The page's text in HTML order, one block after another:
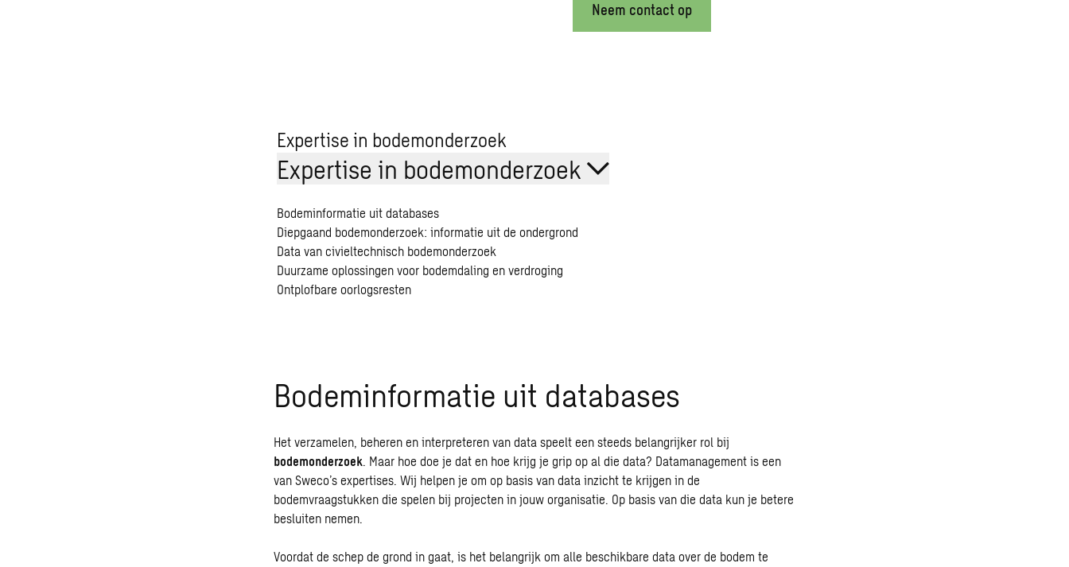
Neem contact op
Expertise in bodemonderzoek
Expertise in bodemonderzoek
Bodeminformatie uit databases
Diepgaand bodemonderzoek: informatie uit de ondergrond
Data van civieltechnisch bodemonderzoek
Duurzame oplossingen voor bodemdaling en verdroging
Ontplofbare oorlogsresten
Bodeminformatie uit databases
Het verzamelen, beheren en interpreteren van data speelt een steeds belangrijker rol bij
bodemonderzoek. Maar hoe doe je dat en hoe krijg je grip op al die data? Datamanagement is een
van Sweco’s expertises. Wij helpen je om op basis van data inzicht te krijgen in de
bodemvraagstukken die spelen bij projecten in jouw organisatie. Op basis van die data kun je betere
besluiten nemen.
Voordat de schep de grond in gaat, is het belangrijk om alle beschikbare data over de bodem te